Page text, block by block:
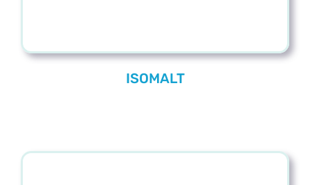
ISOMALT